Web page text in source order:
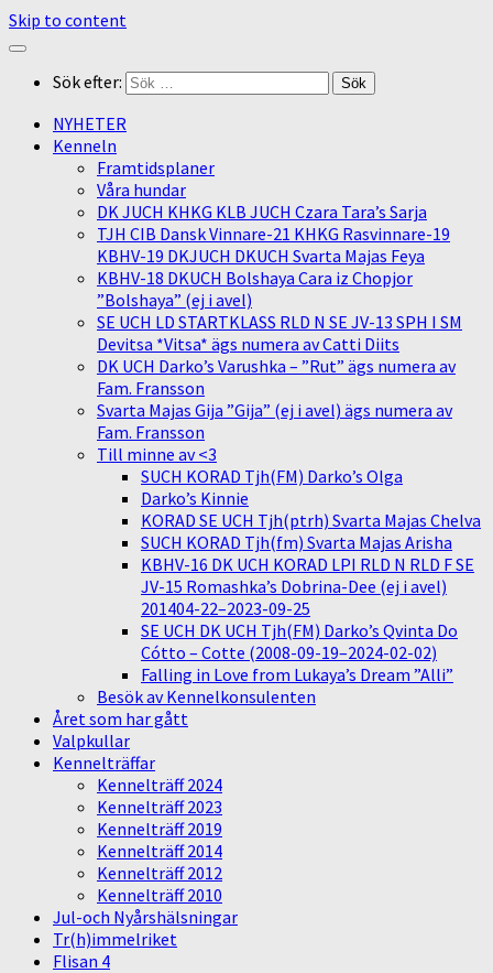
Skip to content
Sök efter:
NYHETER
Kenneln
Framtidsplaner
Våra hundar
DK JUCH KHKG KLB JUCH Czara Tara’s Sarja
TJH CIB Dansk Vinnare-21 KHKG Rasvinnare-19
KBHV-19 DKJUCH DKUCH Svarta Majas Feya
KBHV-18 DKUCH Bolshaya Cara iz Chopjor
”Bolshaya” (ej i avel)
SE UCH LD STARTKLASS RLD N SE JV-13 SPH I SM
Devitsa *Vitsa* ägs numera av Catti Diits
DK UCH Darko’s Varushka – ”Rut” ägs numera av
Fam. Fransson
Svarta Majas Gija ”Gija” (ej i avel) ägs numera av
Fam. Fransson
Till minne av <3
SUCH KORAD Tjh(FM) Darko’s Olga
Darko’s Kinnie
KORAD SE UCH Tjh(ptrh) Svarta Majas Chelva
SUCH KORAD Tjh(fm) Svarta Majas Arisha
KBHV-16 DK UCH KORAD LPI RLD N RLD F SE
JV-15 Romashka’s Dobrina-Dee (ej i avel)
201404-22–2023-09-25
SE UCH DK UCH Tjh(FM) Darko’s Qvinta Do
Cótto – Cotte (2008-09-19–2024-02-02)
Falling in Love from Lukaya’s Dream ”Alli”
Besök av Kennelkonsulenten
Året som har gått
Valpkullar
Kennelträffar
Kennelträff 2024
Kennelträff 2023
Kennelträff 2019
Kennelträff 2014
Kennelträff 2012
Kennelträff 2010
Jul-och Nyårshälsningar
Tr(h)immelriket
Flisan 4